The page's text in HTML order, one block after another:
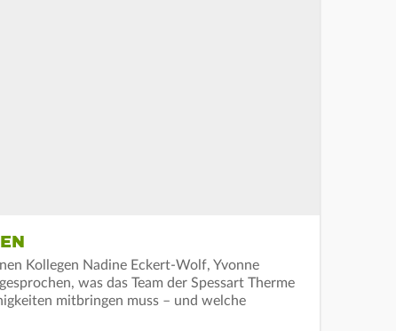
Kollegen Nadine Eckert-Wolf, Yvonne
was das Team der Spessart Therme
mitbringen muss – und welche